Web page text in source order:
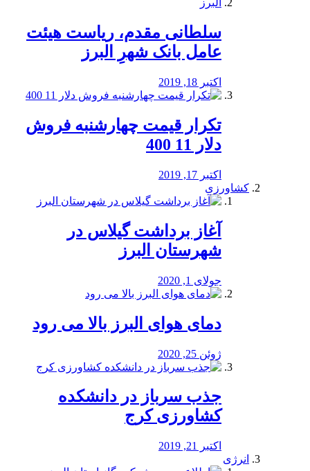
سلطانی مقدم، ریاست هیئت
عامل بانک شهرِ البرز
اکتبر 18, 2019
تکرار قیمت چهارشنبه فروش
دلار 11 400
اکتبر 17, 2019
کشاورزی
آغاز برداشت گیلاس در
شهرستان البرز
جولای 1, 2020
دمای هوای البرز بالا می رود
ژوئن 25, 2020
جذب سرباز در دانشکده
کشاورزی کرج
اکتبر 21, 2019
انرژی